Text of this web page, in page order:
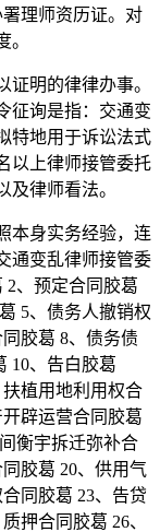
理师资历证。对
。
明的律律办事。
征询是指：交通变
特地用于诉讼法式
以上律师接管委托
律师看法。
身实务经验，连
通变乱律师接管委
2、预定合同胶葛
5、债务人撤销权
胶葛 8、债务债
10、告白胶葛
植用地利用权合
辟运营合同胶葛
衡宇拆迁弥补合
胶葛 20、供用气
同胶葛 23、告贷
押合同胶葛 26、